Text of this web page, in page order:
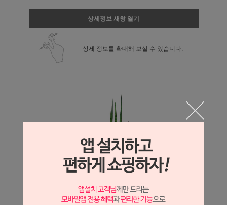
상세정보 새창 열기
상세 정보를 확대해 보실 수 있습니다.